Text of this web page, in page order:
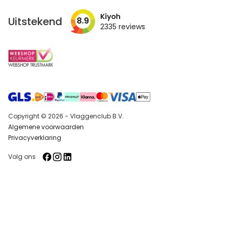
Uitstekend 8.9 2335 reviews
Copyright © 2026 - Vlaggenclub B.V.
Algemene voorwaarden
Privacyverklaring
Volg ons